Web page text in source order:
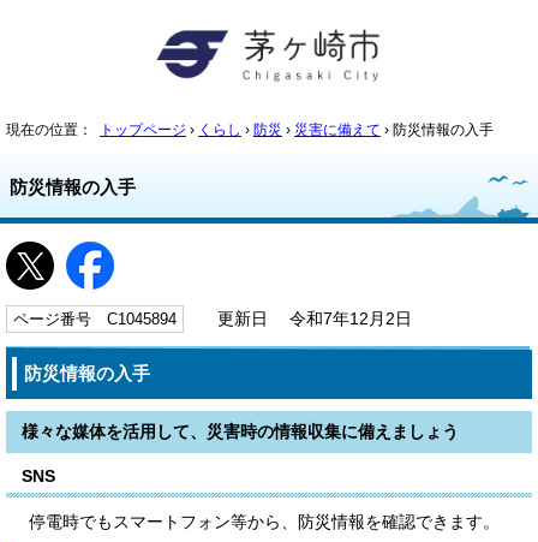
現在の位置： トップページ › くらし › 防災 › 災害に備えて › 防災情報の入手
防災情報の入手
ページ番号 C1045894 更新日 令和7年12月2日
防災情報の入手
様々な媒体を活用して、災害時の情報収集に備えましょう
SNS
停電時でもスマートフォン等から、防災情報を確認できます。